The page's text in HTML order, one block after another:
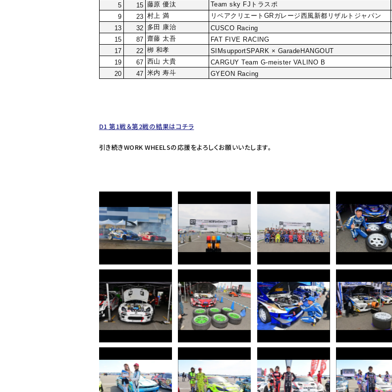
5
15 藤原 優汰 Team sky FJトラスポ
9
23 村上 満 リペアクリエートGRガレージ西風新都リザルトジャパン
13
32 多田 康治 CUSCO Racing
15
87 齋藤 太吾 FAT FIVE RACING
17
22 栁 和孝 SIMsupportSPARK × GaradeHANGOUT
19
67 西山 大貴 CARGUY Team G-meister VALINO B
20
47 米内 寿斗 GYEON Racing
D1 第1戦＆第2戦の結果はコチラ
引き続きWORK WHEELSの応援をよろしくお願いいたします。